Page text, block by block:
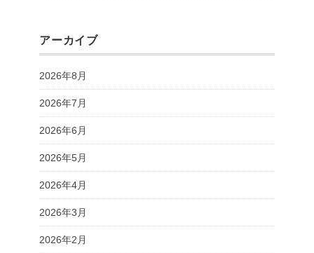
アーカイブ
2026年8月
2026年7月
2026年6月
2026年5月
2026年4月
2026年3月
2026年2月